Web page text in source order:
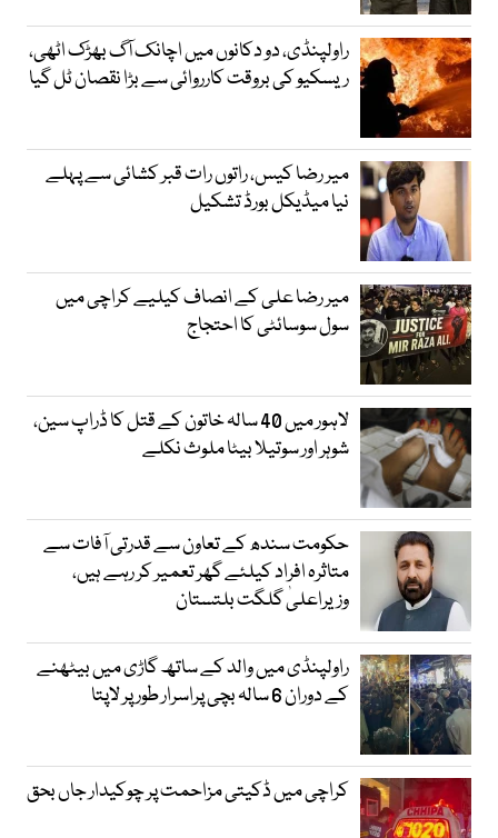
راولپنڈی، دو دکانوں میں اچانک آگ بھڑک اٹھی،
ریسکیو کی بروقت کارروائی سے بڑا نقصان ٹل گیا
میر رضا کیس، راتوں رات قبر کشائی سے پہلے
نیا میڈیکل بورڈ تشکیل
میر رضا علی کے انصاف کیلیے کراچی میں
سول سوسائٹی کا احتجاج
لاہور میں 40 سالہ خاتون کے قتل کا ڈراپ سین،
شوہر اور سوتیلا بیٹا ملوث نکلے
حکومت سندھ کے تعاون سے قدرتی آفات سے
متاثرہ افراد کیلئے گھر تعمیر کر رہے ہیں،
وزیراعلیٰ گلگت بلتستان
راولپنڈی میں والد کے ساتھ گاڑی میں بیٹھنے
کے دوران 6 سالہ بچی پراسرار طور پر لاپتا
کراچی میں ڈکیتی مزاحمت پر چوکیدار جاں بحق